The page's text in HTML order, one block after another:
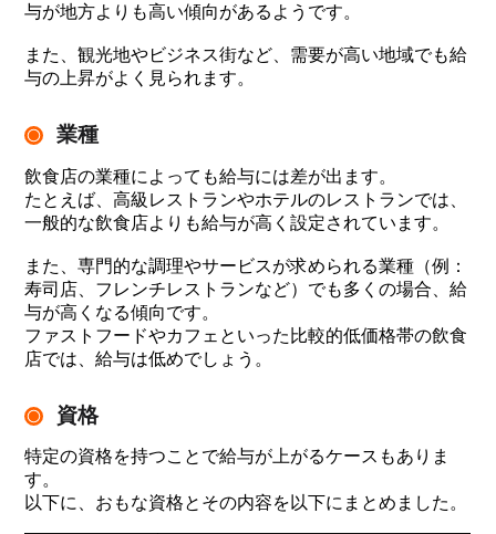
与が地方よりも高い傾向があるようです。
また、観光地やビジネス街など、需要が高い地域でも給
与の上昇がよく見られます。
業種
飲食店の業種によっても給与には差が出ます。
たとえば、高級レストランやホテルのレストランでは、
一般的な飲食店よりも給与が高く設定されています。
また、専門的な調理やサービスが求められる業種（例：
寿司店、フレンチレストランなど）でも多くの場合、給
与が高くなる傾向です。
ファストフードやカフェといった比較的低価格帯の飲食
店では、給与は低めでしょう。
資格
特定の資格を持つことで給与が上がるケースもありま
す。
以下に、おもな資格とその内容を以下にまとめました。